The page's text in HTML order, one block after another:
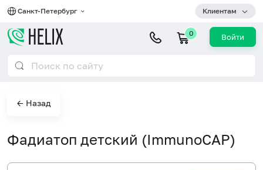
Санкт-Петербург Клиентам
0 Войти
← Назад
Фадиатоп детский (ImmunoCAP)